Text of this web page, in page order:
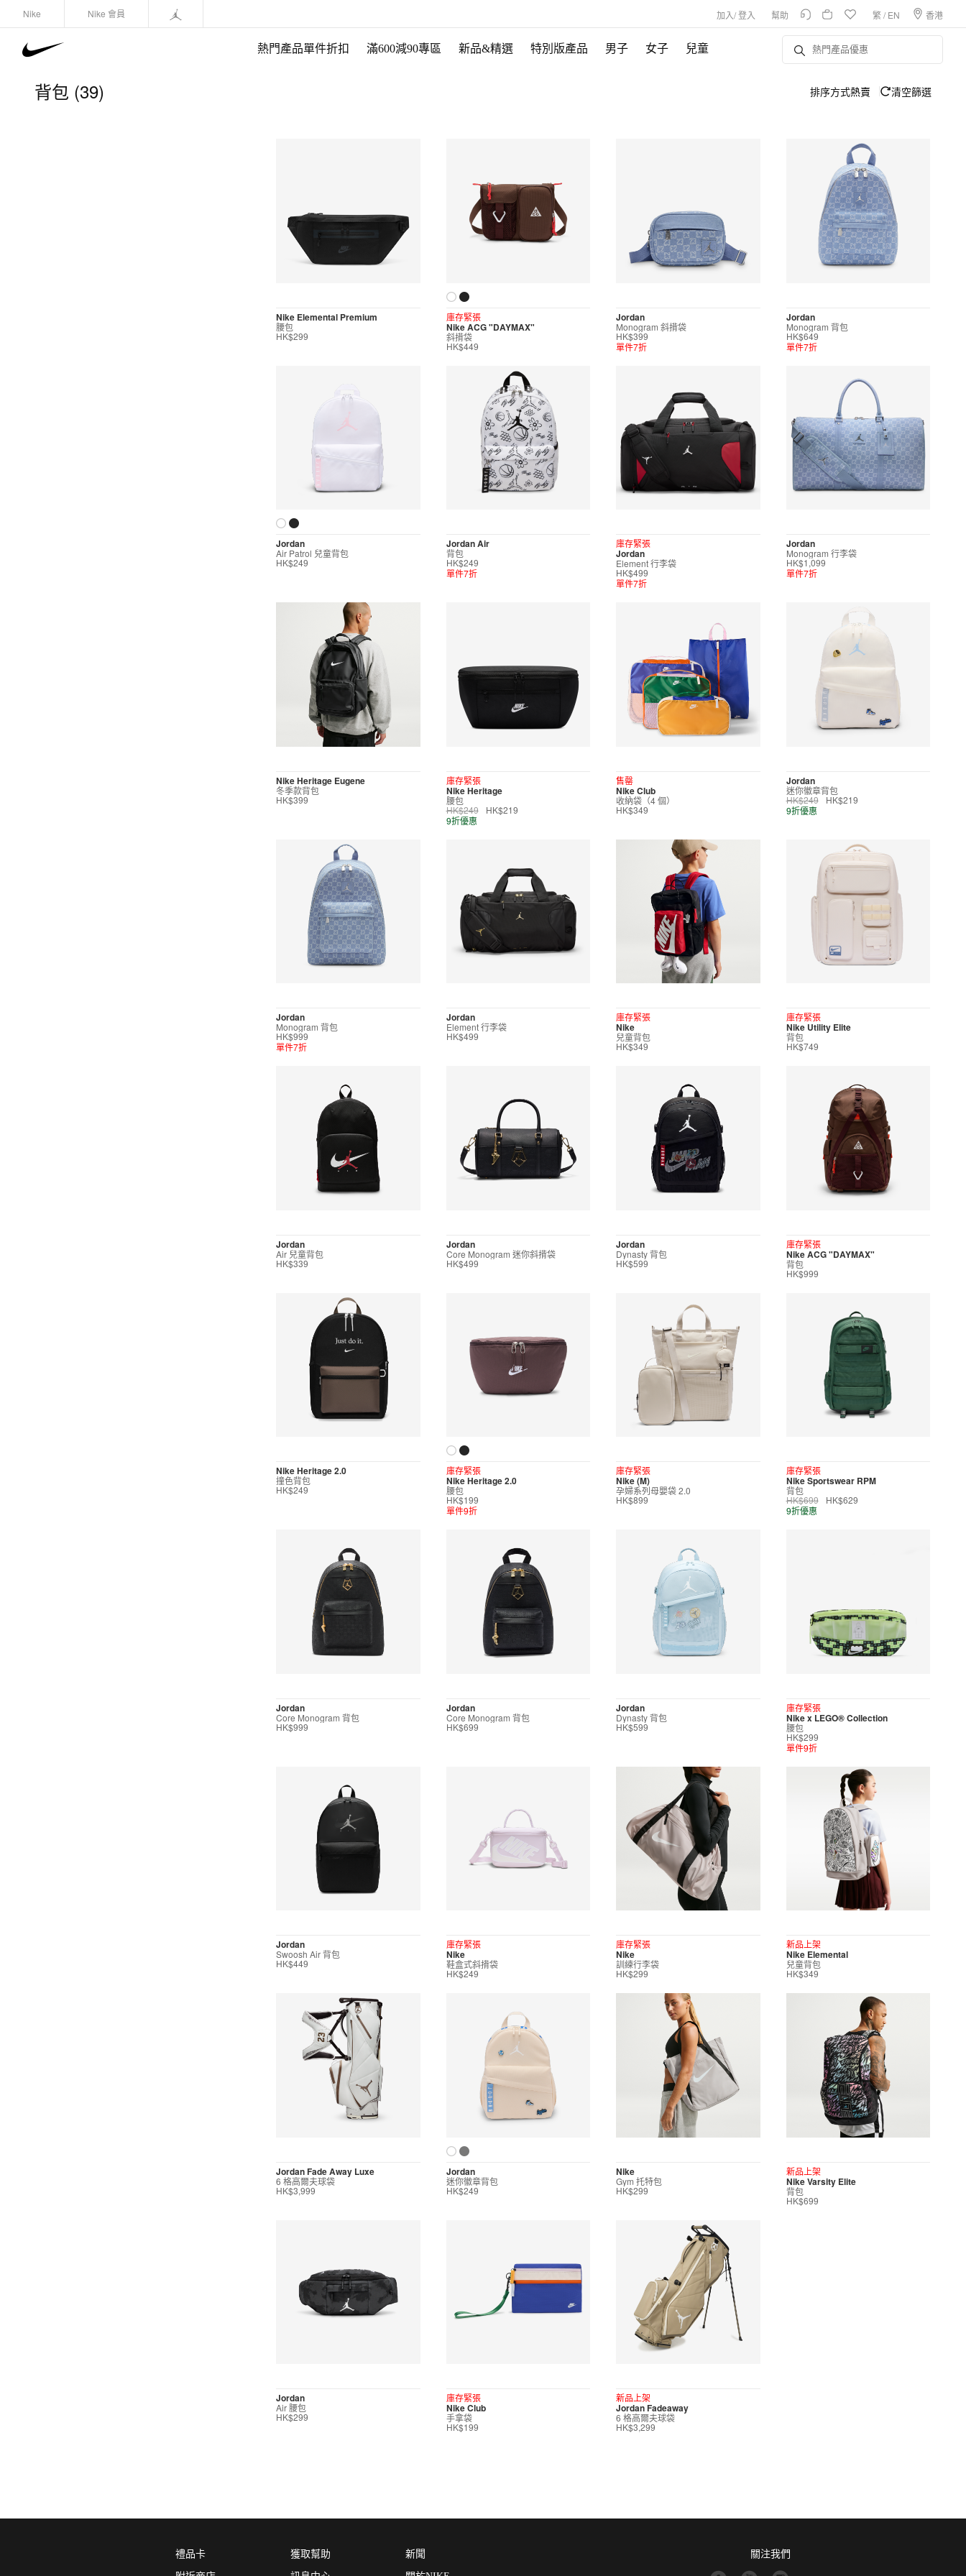
Nike Nike 會員 加入/登入 幫助 繁/ EN 香港
熱門產品單件折扣 滿600減90專區 新品&精選 特別版產品 男子 女子 兒童
背包 (39) 排序方式熱賣 清空篩選
Nike Elemental Premium
腰包
HK$299
庫存緊張
Nike ACG "DAYMAX"
斜揹袋
HK$449
Jordan
Monogram 斜揹袋
HK$399
單件7折
Jordan
Monogram 背包
HK$649
單件7折
Jordan
Air Patrol 兒童背包
HK$249
Jordan Air
背包
HK$249
單件7折
庫存緊張
Jordan
Element 行李袋
HK$499
單件7折
Jordan
Monogram 行李袋
HK$1,099
單件7折
Nike Heritage Eugene
冬季款背包
HK$399
庫存緊張
Nike Heritage
腰包
HK$249 HK$219
9折優惠
售罄
Nike Club
收納袋（4 個）
HK$349
Jordan
迷你徽章背包
HK$249 HK$219
9折優惠
Jordan
Monogram 背包
HK$999
單件7折
Jordan
Element 行李袋
HK$499
庫存緊張
Nike
兒童背包
HK$349
庫存緊張
Nike Utility Elite
背包
HK$749
Jordan
Air 兒童背包
HK$339
Jordan
Core Monogram 迷你斜揹袋
HK$499
Jordan
Dynasty 背包
HK$599
庫存緊張
Nike ACG "DAYMAX"
背包
HK$999
Nike Heritage 2.0
撞色背包
HK$249
庫存緊張
Nike Heritage 2.0
腰包
HK$199
單件9折
庫存緊張
Nike (M)
孕婦系列母嬰袋 2.0
HK$899
庫存緊張
Nike Sportswear RPM
背包
HK$699 HK$629
9折優惠
Jordan
Core Monogram 背包
HK$999
Jordan
Core Monogram 背包
HK$699
Jordan
Dynasty 背包
HK$599
庫存緊張
Nike x LEGO® Collection
腰包
HK$299
單件9折
Jordan
Swoosh Air 背包
HK$449
庫存緊張
Nike
鞋盒式斜揹袋
HK$249
庫存緊張
Nike
訓練行李袋
HK$299
新品上架
Nike Elemental
兒童背包
HK$349
Jordan Fade Away Luxe
6 格高爾夫球袋
HK$3,999
Jordan
迷你徽章背包
HK$249
Nike
Gym 托特包
HK$299
新品上架
Nike Varsity Elite
背包
HK$699
Jordan
Air 腰包
HK$299
庫存緊張
Nike Club
手拿袋
HK$199
新品上架
Jordan Fadeaway
6 格高爾夫球袋
HK$3,299
禮品卡 獲取幫助 新聞 關注我們